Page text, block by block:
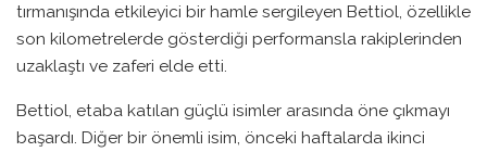
tırmanışında etkileyici bir hamle sergileyen Bettiol, özellikle
son kilometrelerde gösterdiği performansla rakiplerinden
uzaklaştı ve zaferi elde etti.
Bettiol, etaba katılan güçlü isimler arasında öne çıkmayı
başardı. Diğer bir önemli isim, önceki haftalarda ikinci